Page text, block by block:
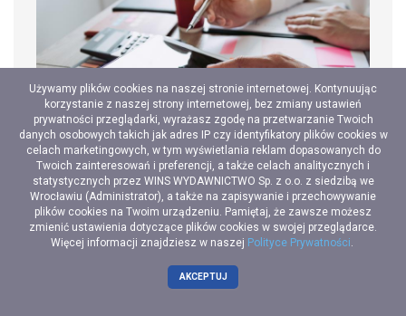
Obrót netto a obrót brutto - jakie są różnice?
Używamy plików cookies na naszej stronie internetowej. Kontynuując
korzystanie z naszej strony internetowej, bez zmiany ustawień
prywatności przeglądarki, wyrażasz zgodę na przetwarzanie Twoich
danych osobowych takich jak adres IP czy identyfikatory plików cookies w
celach marketingowych, w tym wyświetlania reklam dopasowanych do
Twoich zainteresowań i preferencji, a także celach analitycznych i
statystycznych przez WINS WYDAWNICTWO Sp. z o.o. z siedzibą we
Wrocławiu (Administrator), a także na zapisywanie i przechowywanie
plików cookies na Twoim urządzeniu. Pamiętaj, że zawsze możesz
zmienić ustawienia dotyczące plików cookies w swojej przeglądarce.
Więcej informacji znajdziesz w naszej Polityce Prywatności
AKCEPTUJ